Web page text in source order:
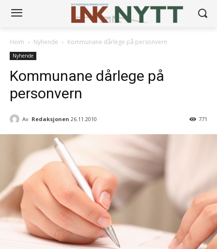
Heim Nyhende Kommunane dårlege på personvern
Nyhende
Kommunane dårlege på
personvern
Av Redaksjonen 26.11.2010 771